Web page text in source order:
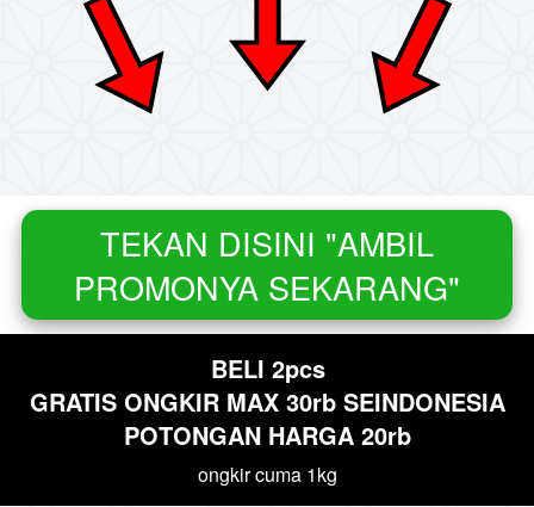
TEKAN DISINI "AMBIL
PROMONYA SEKARANG"
BELI 2pcs
GRATIS ONGKIR MAX 30rb SEINDONESIA
POTONGAN HARGA 20rb
ongkir cuma 1kg